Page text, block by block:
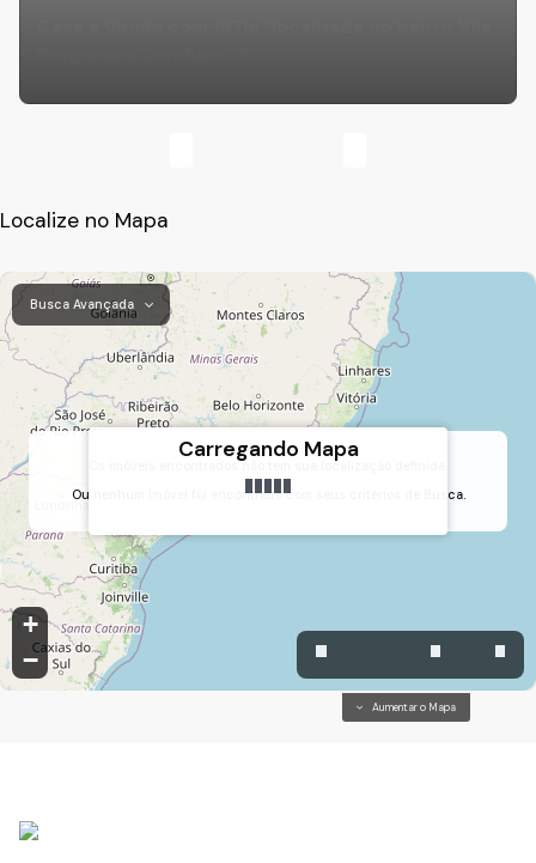
Vila Progresso, Jundiaí, São Paulo, Brasil
Localize no Mapa
+
−
Carregando Mapa
Os imóveis encontrados não tem sua localização definida.
Ou nenhum Imóvel foi encontrado com seus critérios de Busca.
Aumentar o Mapa
Busca Avançada